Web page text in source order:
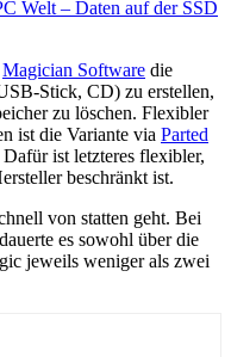
Welt – Daten auf der SSD
Magician Software die
Stick, CD) zu erstellen,
zu löschen. Flexibler
ist die Variante via Parted
Dafür ist letzteres flexibler,
beschränkt ist.
von statten geht. Bei
es sowohl über die
jeweils weniger als zwei